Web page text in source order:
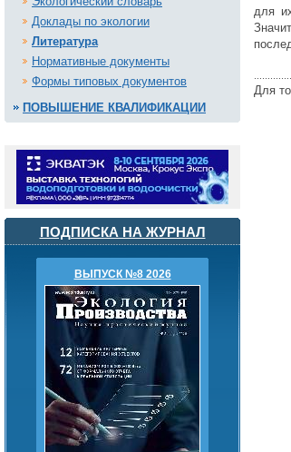
Доклады по экологии
Литература
Нормативные документы
Формы типовых документов
ПОВЫШЕНИЕ КВАЛИФИКАЦИИ
ПОДПИСКА НА ЖУРНАЛ
ВЫПУСК №8 2026
для
Для